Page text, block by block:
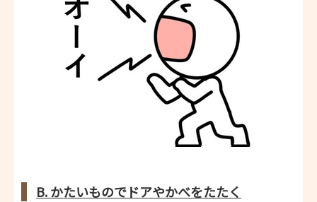
B. かたいものでドアやかべをたたく